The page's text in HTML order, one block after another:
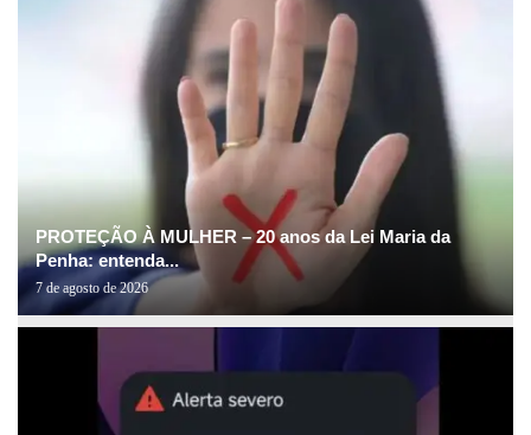
PROTEÇÃO À MULHER – 20 anos da Lei Maria da
Penha: entenda...
7 de agosto de 2026